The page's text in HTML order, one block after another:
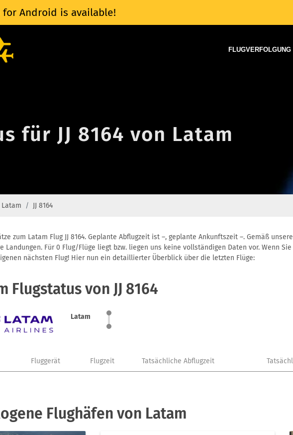
for Android is available!
FLUGVERFOLGUNG
für JJ 8164 von Latam
Latam JJ 8164
zum Latam Flug JJ 8164. Geplante Abflugzeit ist –, geplante Ankunftszeit –. Gemäß
Landungen. Für 0 Flug/Flüge liegt bzw. liegen uns keine vollständigen Daten vor. Wenn
nächsten Flug! Hier nun ein detaillierter Überblick über die letzten Flüge:
Flugstatus von JJ 8164
Latam
Fluggerät Flugzeit Tatsächliche Abflugzeit
Flughäfen von Latam